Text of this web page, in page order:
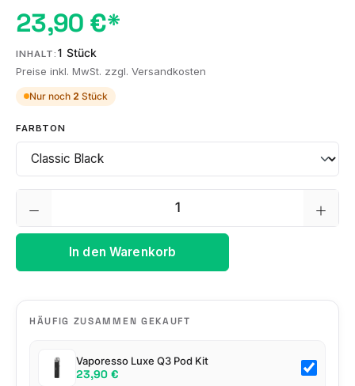
23,90 €*
INHALT: 1 Stück
Preise inkl. MwSt. zzgl. Versandkosten
Nur noch 2 Stück
FARBTONAUSWÄHLEN
Produkt Anzahl: Gib den
In den Warenkorb
HÄUFIG ZUSAMMEN GEKAUFT
Vaporesso Luxe Q3 Pod Kit
23,90 €